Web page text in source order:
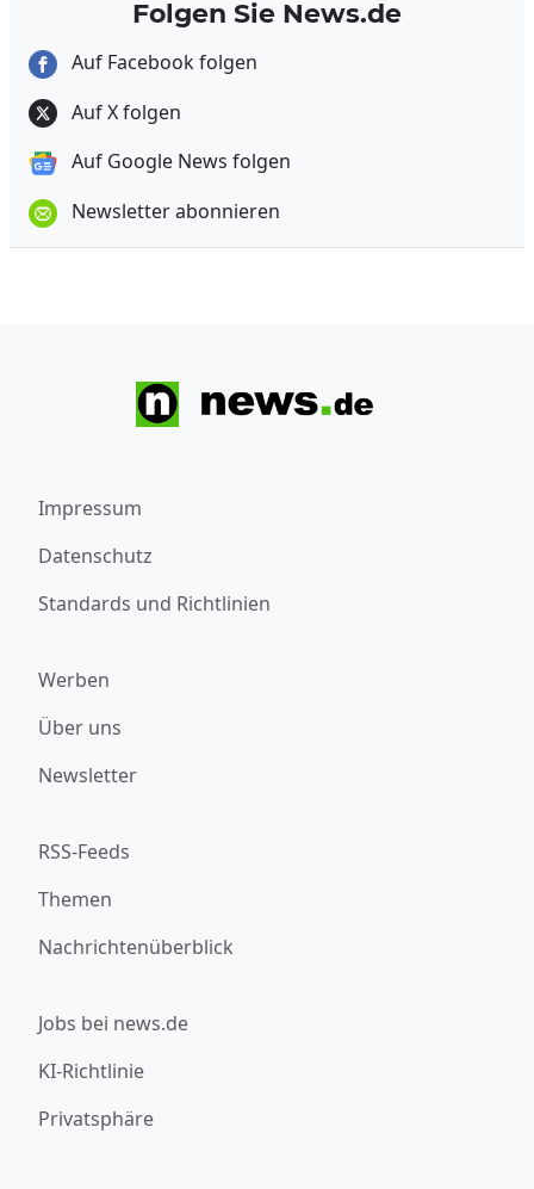
Folgen Sie News.de
Auf Facebook folgen
Auf X folgen
Auf Google News folgen
Newsletter abonnieren
Impressum
Datenschutz
Standards und Richtlinien
Werben
Über uns
Newsletter
RSS-Feeds
Themen
Nachrichtenüberblick
Jobs bei news.de
KI-Richtlinie
Privatsphäre